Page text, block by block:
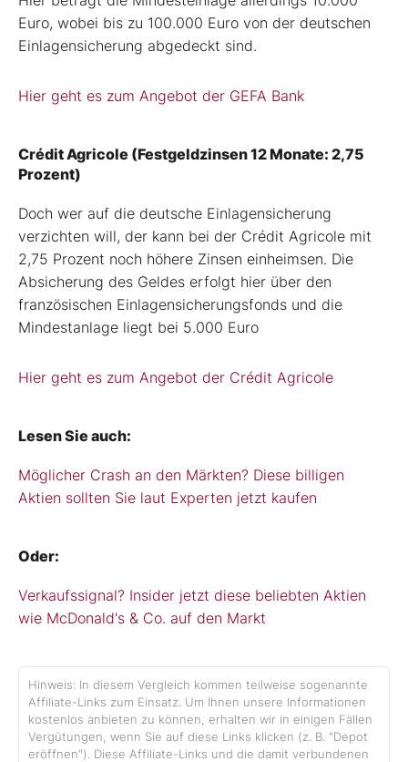
Euro, wobei bis zu 100.000 Euro von der deutschen
Einlagensicherung abgedeckt sind.
Hier geht es zum Angebot der GEFA Bank
Crédit Agricole (Festgeldzinsen 12 Monate: 2,75
Prozent)
Doch wer auf die deutsche Einlagensicherung
verzichten will, der kann bei der Crédit Agricole mit
2,75 Prozent noch höhere Zinsen einheimsen. Die
Absicherung des Geldes erfolgt hier über den
französischen Einlagensicherungsfonds und die
Mindestanlage liegt bei 5.000 Euro
Hier geht es zum Angebot der Crédit Agricole
Lesen Sie auch:
Möglicher Crash an den Märkten? Diese billigen
Aktien sollten Sie laut Experten jetzt kaufen
Oder:
Verkaufssignal? Insider jetzt diese beliebten Aktien
wie McDonald's & Co. auf den Markt
Hinweis: In diesem Vergleich kommen teilweise sogenannte
Affiliate-Links zum Einsatz. Um Ihnen unsere Informationen
kostenlos anbieten zu können, erhalten wir in einigen Fällen
Vergütungen, wenn Sie auf diese Links klicken (z. B. "Depot
eröffnen"). Diese Affiliate-Links und die damit verbundenen